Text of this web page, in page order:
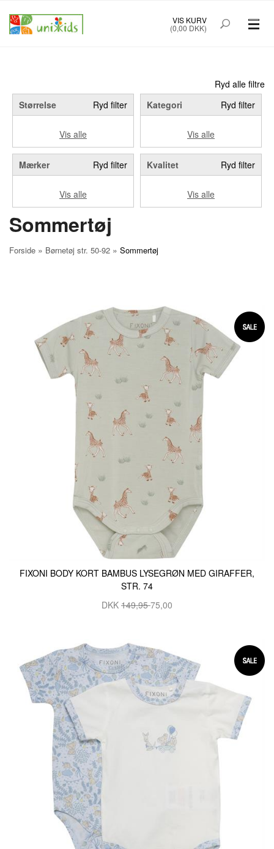
VIS KURV
(0,00 DKK)
BABYUDSTYR
MÆRKER
FORSIDE OM UNIK KIDS
Ryd alle filtre
Størrelse
Ryd filter
Vis alle
Kategori Ryd filter
Vis alle
Mærker Ryd filter
Vis alle
Kvalitet Ryd filter
Vis alle
Sommertøj
Forside » Børnetøj str. 50-92 » Sommertøj
FIXONI BODY KORT BAMBUS LYSEGRØN MED GIRAFFER,
STR. 74
DKK 149,9575,00